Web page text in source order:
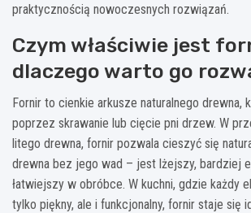
praktycznością nowoczesnych rozwiązań.
Czym właściwie jest
dlaczego warto go
Fornir to cienkie arkusze naturalnego drewna,
poprzez skrawanie lub cięcie pni drzew. W
litego drewna, fornir pozwala cieszyć się
drewna bez jego wad – jest lżejszy, bardziej
łatwiejszy w obróbce. W kuchni, gdzie każdy
tylko piękny, ale i funkcjonalny, fornir staje się